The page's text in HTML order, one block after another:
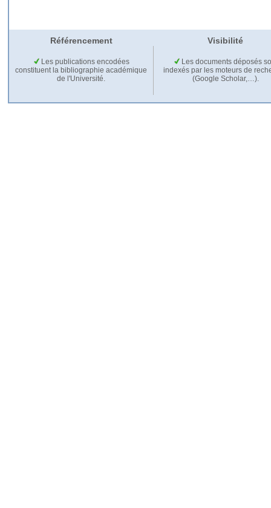
Référencement Visibilité
Les publications encodées
constituent la bibliographie académique
de l'Université.
Les documents déposés
indexés par les moteurs de
(Google Scholar,…).